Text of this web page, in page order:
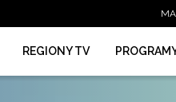
REGIONY TV